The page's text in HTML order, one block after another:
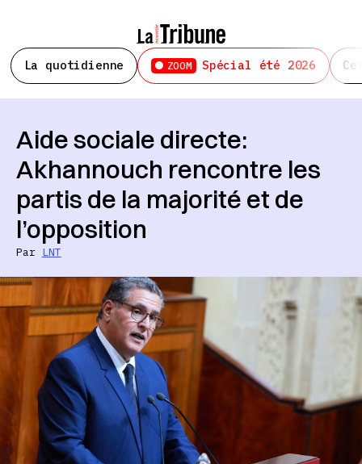
La quotidienne ZOOM Spécial été 2026
Aide sociale directe:
Akhannouch rencontre les
partis de la majorité et de
l’opposition
Par LNT